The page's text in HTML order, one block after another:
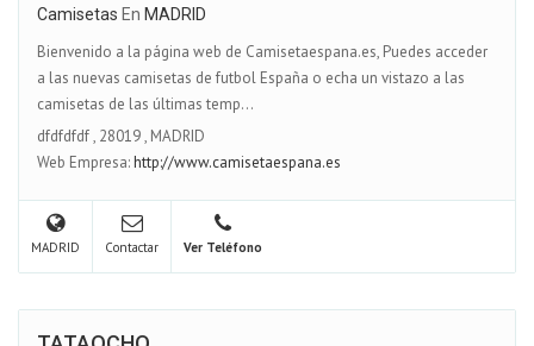
Camisetas En MADRID
Bienvenido a la página web de Camisetaespana.es, Puedes acceder
a las nuevas camisetas de futbol España o echa un vistazo a las
camisetas de las últimas temp...
dfdfdfdf, 28019, MADRID
Web Empresa:http://www.camisetaespana.es
MADRID Contactar Ver Teléfono